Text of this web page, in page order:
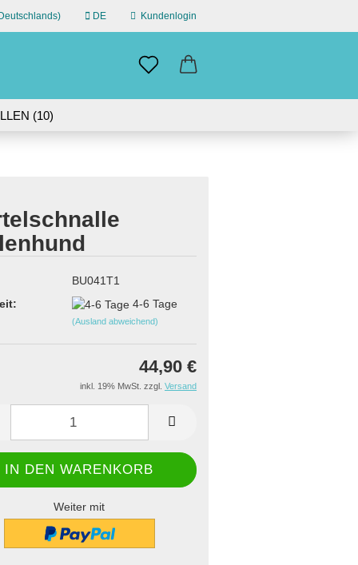
DE Kundenlogin
(10)
BU041T1
4-6 Tage
(Ausland abweichend)
44,90 €
inkl. 19% MwSt. zzgl. Versand
Weiter mit